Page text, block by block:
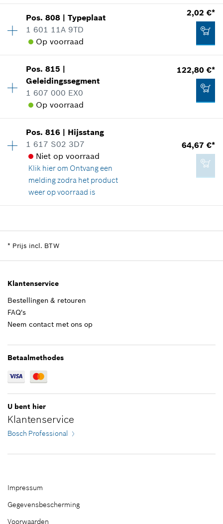
Aan winkelwagen toevoegen
2,89 €*
*Prijs incl. BTW
Toepassingsinstructie
In weergave tonen
1,25 €*
Aan winkelwagen toevoegen
Prijsgroep :43
reserveonderdelen informatie
88,83 €*
*Prijs incl. BTW
Aan winkelwagen toevoegen
Pos.808 |Typeplaat
1 601 11A 9TD
Op voorraad
2,02 €*
Prijsgroep
reserveonderdelen informatie
Toepassingsinstructie
2,02 €*
*Prijs incl. BTW
Pos.815 |
Geleidingssegment
1 607 000 EX0
Op voorraad
122,80 €*
Prijsgroep :46
reserveonderdelen informatie
Toepassingsinstructie
In weergave tonen
122,80 €*
Pos.816 | Hijsstang
1 617 S02 3D7
Niet op voorraad
Klik hier om Ontvang een
melding zodra het product
weer op voorraad is
64,67 €*
reserveonderdelen informatie
64,67 €*
* Prijs incl. BTW
Klantenservice
Bestellingen & retouren
FAQ's
Neem contact met ons op
Betaalmethodes
U bent hier
Klantenservice
Bosch Professional
Impressum
Gegevensbescherming
Voorwaarden